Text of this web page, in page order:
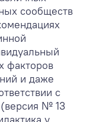
сообществ
факторов
и даже
с
№ 13